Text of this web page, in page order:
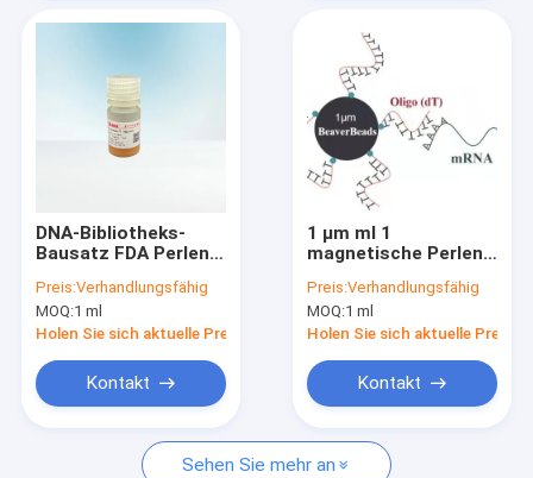
DNA-Bibliotheks-
Bausatz FDA Perlen
Papierlösekorotrones
magnetischer
Preis:Verhandlungsfähig
MOQ:1 ml
Holen Sie sich aktuelle Preis
Kontakt
1 μm ml 1
magnetische Perlen
Papierlösekorotron
Preis:Verhandlungsfähig
MOQ:1 ml
Holen Sie sich aktuelle Preis
Kontakt
Sehen Sie mehr an